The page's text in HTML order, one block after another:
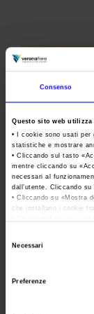
Consenso
Questo sito web
• I cookie sono usati
statistiche e mostrare
• Cliccando sul tasto «
mentre cliccando su «
necessari al
dall’utente. Cliccando su
• Cliccando su «Mostra
che installano i cookie
Necessari
Preferenze
Parità di genere
Modello di
Responsabilità
Società
Contatti Ufficio
Contatti
Incontro
Danese,
I vertici di
Politiche
visita venerdì
Valpolicella, a